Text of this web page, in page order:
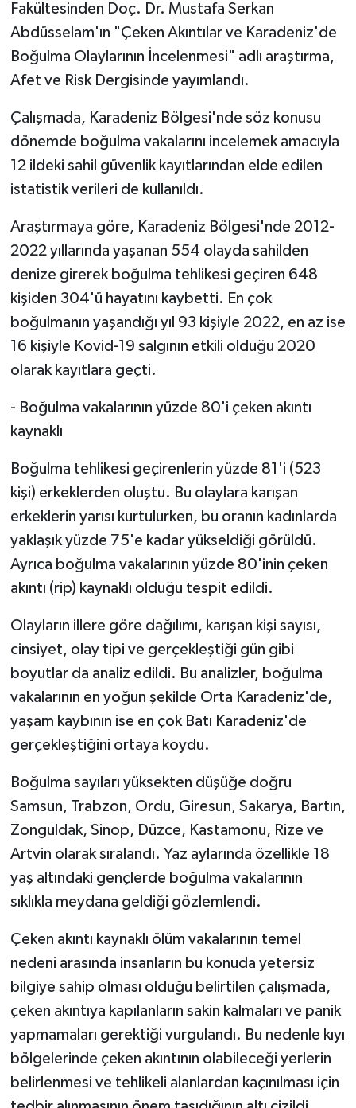
Fakültesinden Doç. Dr. Mustafa Serkan
Abdüsselam'ın "Çeken Akıntılar ve Karadeniz'de
Boğulma Olaylarının İncelenmesi" adlı araştırma,
Afet ve Risk Dergisinde yayımlandı.
Çalışmada, Karadeniz Bölgesi'nde söz konusu
dönemde boğulma vakalarını incelemek amacıyla
12 ildeki sahil güvenlik kayıtlarından elde edilen
istatistik verileri de kullanıldı.
Araştırmaya göre, Karadeniz Bölgesi'nde 2012-
2022 yıllarında yaşanan 554 olayda sahilden
denize girerek boğulma tehlikesi geçiren 648
kişiden 304'ü hayatını kaybetti. En çok
boğulmanın yaşandığı yıl 93 kişiyle 2022, en az ise
16 kişiyle Kovid-19 salgının etkili olduğu 2020
olarak kayıtlara geçti.
- Boğulma vakalarının yüzde 80'i çeken akıntı
kaynaklı
Boğulma tehlikesi geçirenlerin yüzde 81'i (523
kişi) erkeklerden oluştu. Bu olaylara karışan
erkeklerin yarısı kurtulurken, bu oranın kadınlarda
yaklaşık yüzde 75'e kadar yükseldiği görüldü.
Ayrıca boğulma vakalarının yüzde 80'inin çeken
akıntı (rip) kaynaklı olduğu tespit edildi.
Olayların illere göre dağılımı, karışan kişi sayısı,
cinsiyet, olay tipi ve gerçekleştiği gün gibi
boyutlar da analiz edildi. Bu analizler, boğulma
vakalarının en yoğun şekilde Orta Karadeniz'de,
yaşam kaybının ise en çok Batı Karadeniz'de
gerçekleştiğini ortaya koydu.
Boğulma sayıları yüksekten düşüğe doğru
Samsun, Trabzon, Ordu, Giresun, Sakarya, Bartın,
Zonguldak, Sinop, Düzce, Kastamonu, Rize ve
Artvin olarak sıralandı. Yaz aylarında özellikle 18
yaş altındaki gençlerde boğulma vakalarının
sıklıkla meydana geldiği gözlemlendi.
Çeken akıntı kaynaklı ölüm vakalarının temel
nedeni arasında insanların bu konuda yetersiz
bilgiye sahip olması olduğu belirtilen çalışmada,
çeken akıntıya kapılanların sakin kalmaları ve panik
yapmamaları gerektiği vurgulandı. Bu nedenle kıyı
bölgelerinde çeken akıntının olabileceği yerlerin
belirlenmesi ve tehlikeli alanlardan kaçınılması için